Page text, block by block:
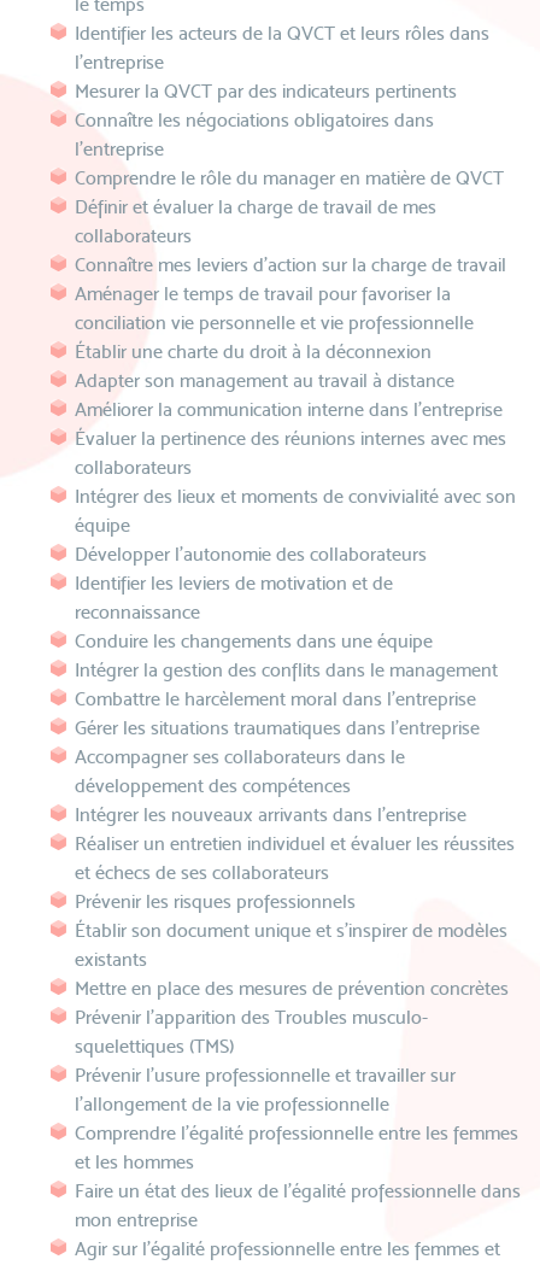
Identifier les acteurs de la QVCT et leurs rôles dans
l’entreprise
Mesurer la QVCT par des indicateurs pertinents
Connaître les négociations obligatoires dans
l’entreprise
Comprendre le rôle du manager en matière de QVCT
Définir et évaluer la charge de travail de mes
collaborateurs
Connaître mes leviers d’action sur la charge de travail
Aménager le temps de travail pour favoriser la
conciliation vie personnelle et vie professionnelle
Établir une charte du droit à la déconnexion
Adapter son management au travail à distance
Améliorer la communication interne dans l’entreprise
Évaluer la pertinence des réunions internes avec mes
collaborateurs
Intégrer des lieux et moments de convivialité avec son
équipe
Développer l’autonomie des collaborateurs
Identifier les leviers de motivation et de
reconnaissance
Conduire les changements dans une équipe
Intégrer la gestion des conflits dans le management
Combattre le harcèlement moral dans l’entreprise
Gérer les situations traumatiques dans l’entreprise
Accompagner ses collaborateurs dans le
développement des compétences
Intégrer les nouveaux arrivants dans l’entreprise
Réaliser un entretien individuel et évaluer les réussites
et échecs de ses collaborateurs
Prévenir les risques professionnels
Établir son document unique et s’inspirer de modèles
existants
Mettre en place des mesures de prévention concrètes
Prévenir l’apparition des Troubles musculo-
squelettiques (TMS)
Prévenir l’usure professionnelle et travailler sur
l’allongement de la vie professionnelle
Comprendre l’égalité professionnelle entre les femmes
et les hommes
Faire un état des lieux de l’égalité professionnelle dans
mon entreprise
Agir sur l’égalité professionnelle entre les femmes et